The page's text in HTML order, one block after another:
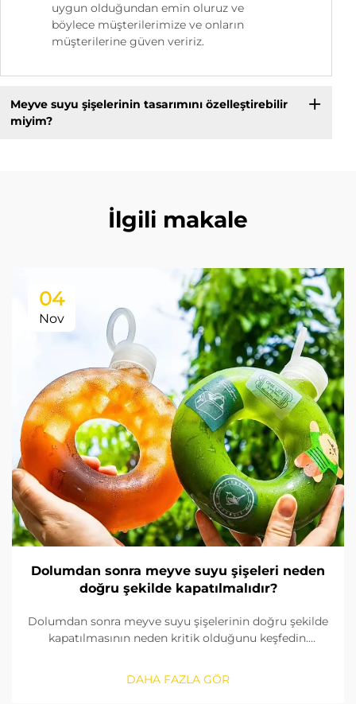
uygun olduğundan emin oluruz ve
böylece müşterilerimize ve onların
müşterilerine güven veririz.
Meyve suyu şişelerinin tasarımını özelleştirebilir
miyim?
İlgili makale
04
Nov
Dolumdan sonra meyve suyu şişeleri neden
doğru şekilde kapatılmalıdır?
Dolumdan sonra meyve suyu şişelerinin doğru şekilde
kapatılmasının neden kritik olduğunu keşfedin.
kapatma çözümleriyle ürün güvenliğini sağlayın.
Şimdi daha fazla bilgi edinin.
DAHA FAZLA GÖR